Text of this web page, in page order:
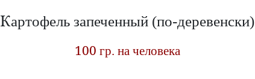
Картофель запеченный (по-деревенски)
100 гр. на человека